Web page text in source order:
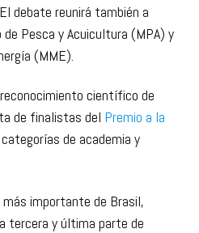
debate reunirá también a
Pesca y Acuicultura (MPA) y
(MME).
científico de
de finalistas del Premio a la
de academia y
importante de Brasil,
tercera y última parte de